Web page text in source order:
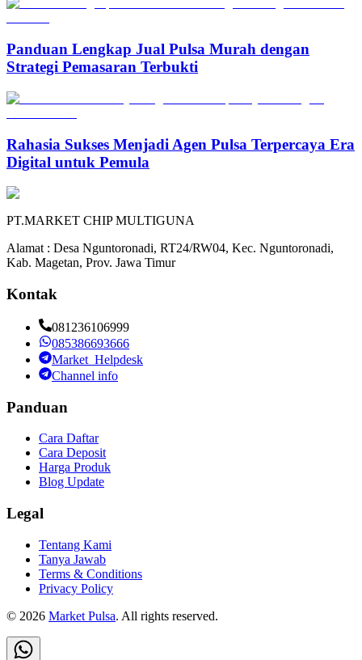
Panduan Lengkap Jual Pulsa Murah dengan
Strategi Pemasaran Terbukti
Rahasia Sukses Menjadi Agen Pulsa Terpercaya Era
Digital untuk Pemula
PT.MARKET CHIP MULTIGUNA
Alamat : Desa Nguntoronadi, RT24/RW04, Kec. Nguntoronadi,
Kab. Magetan, Prov. Jawa Timur
Kontak
081236106999
085386693666
Market_Helpdesk
Channel info
Panduan
Cara Daftar
Cara Deposit
Harga Produk
Blog Update
Legal
Tentang Kami
Tanya Jawab
Terms & Conditions
Privacy Policy
© 2026 Market Pulsa. All rights reserved.